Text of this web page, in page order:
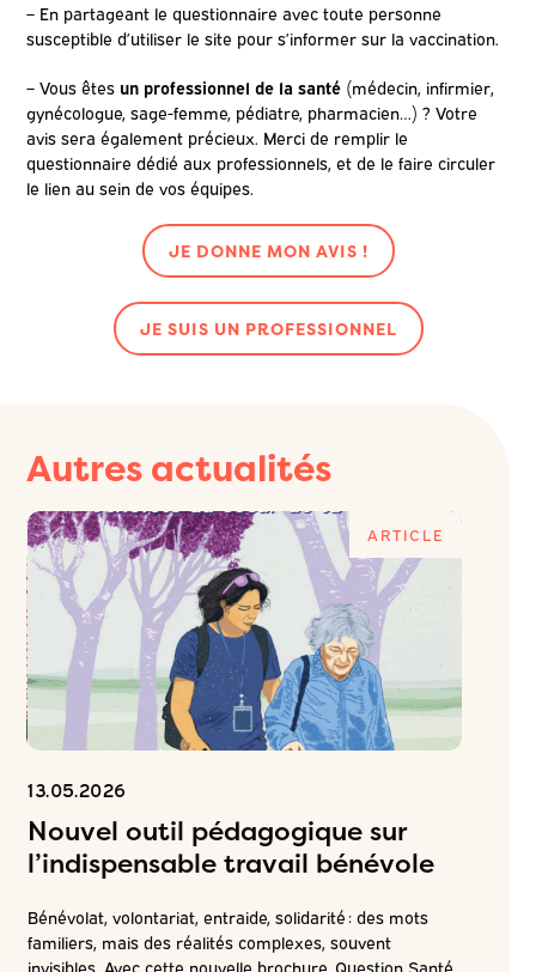
– En partageant le questionnaire avec toute personne
susceptible d’utiliser le site pour s’informer sur la vaccination.
– Vous êtes un professionnel de la santé (médecin, infirmier,
gynécologue, sage-femme, pédiatre, pharmacien…) ? Votre
avis sera également précieux. Merci de remplir le
questionnaire dédié aux professionnels, et de le faire circuler
le lien au sein de vos équipes.
JE DONNE MON AVIS !
JE SUIS UN PROFESSIONNEL
Autres actualités
ARTICLE
13.05.2026
Nouvel outil pédagogique sur
l’indispensable travail bénévole
Bénévolat, volontariat, entraide, solidarité : des mots
familiers, mais des réalités complexes, souvent
invisibles. Avec cette nouvelle brochure, Question Santé